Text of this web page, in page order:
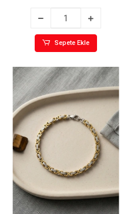
Sepete Ekle